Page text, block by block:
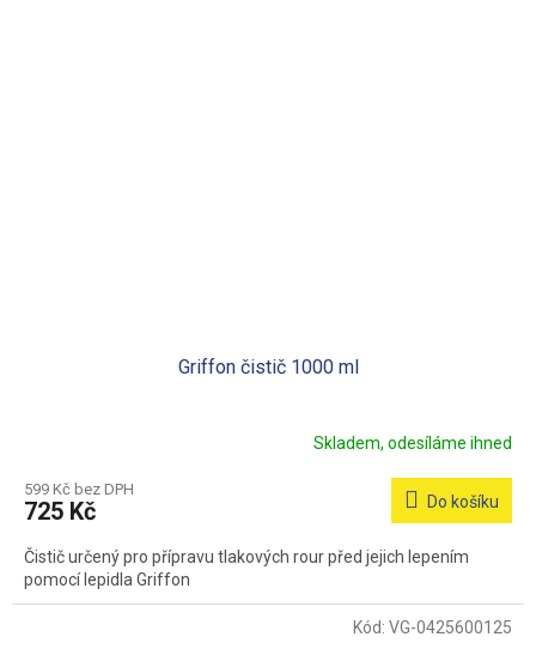
Griffon čistič 1000 ml
Skladem, odesíláme ihned
599 Kč bez DPH
725 Kč Do košíku
Čistič určený pro přípravu tlakových rour před jejich lepením
pomocí lepidla Griffon
Kód: VG-0425600125